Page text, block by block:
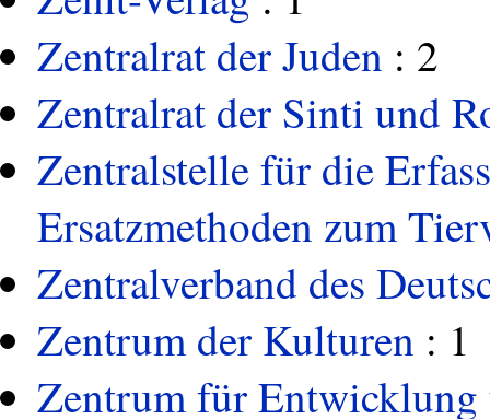
Zentralrat der Juden : 2
Zentralrat der Sinti und
Zentralstelle für die
Ersatzmethoden zum
Zentralverband des
Zentrum der Kulturen : 1
Zentrum für Entwicklung